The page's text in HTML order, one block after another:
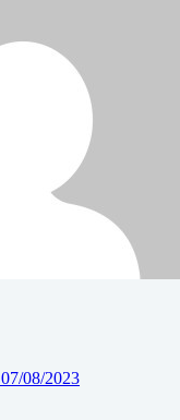
07/08/2023